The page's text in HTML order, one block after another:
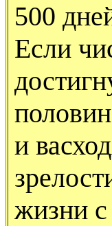
500
Если
и
жизни с